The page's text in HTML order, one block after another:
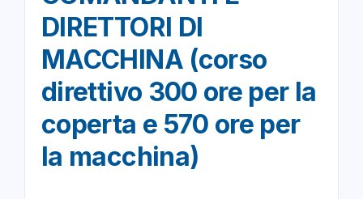
DIRETTORI DI
MACCHINA (corso
direttivo 300 ore per la
coperta e 570 ore per
la macchina)